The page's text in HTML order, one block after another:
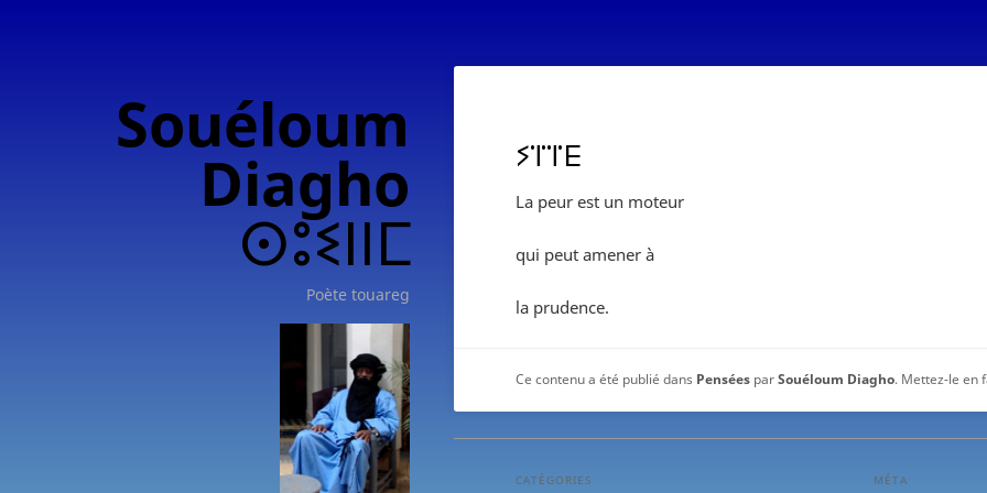
Souéloum
Diagho
ⵙⵓⵉⵏⵏⵎ
Poète touareg
ⵢⴶⴶⴹ
La peur est un moteur
qui peut amener à
la prudence.
Ce contenu a été publié dans Pensées parSouéloum Diagho. Mettez-le en
CATÉGORIES MÉTA